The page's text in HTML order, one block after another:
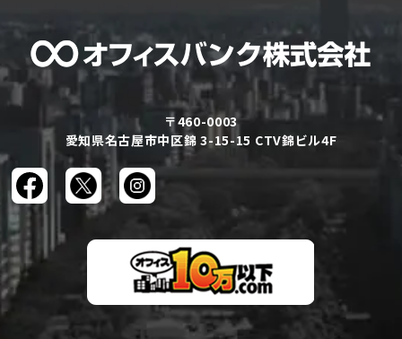
〒460-0003
愛知県名古屋市中区錦 3-15-15 CTV錦ビル4F